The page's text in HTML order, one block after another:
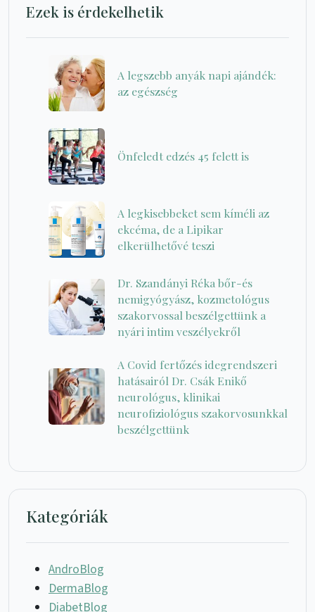
Ezek is érdekelhetik
A legszebb anyák napi ajándék:
az egészség
Önfeledt edzés 45 felett is
A legkisebbeket sem kíméli az
ekcéma, de a Lipikar
elkerülhetővé teszi
Dr. Szandányi Réka bőr-és
nemigyógyász, kozmetológus
szakorvossal beszélgettünk a
nyári intim veszélyekről
A Covid fertőzés idegrendszeri
hatásairól Dr. Csák Enikő
neurológus, klinikai
neurofiziológus szakorvosunkkal
beszélgettünk
Kategóriák
AndroBlog
DermaBlog
DiabetBlog